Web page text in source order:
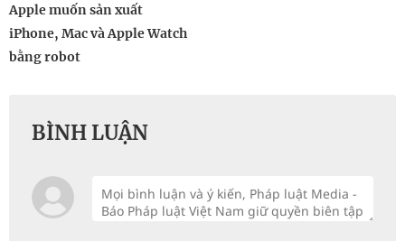
Apple muốn sản xuất
iPhone, Mac và Apple Watch
bằng robot
BÌNH LUẬN